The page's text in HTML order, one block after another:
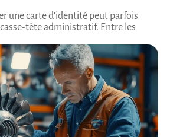
une carte d'identité peut parfois
tête administratif. Entre les